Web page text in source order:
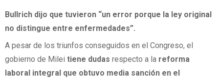
Bullrich dijo que tuvieron “un error porque la ley original
no distingue entre enfermedades”.
A pesar de los triunfos conseguidos en el Congreso, el
gobierno de Milei tiene dudas respecto a la reforma
laboral integral que obtuvo media sanción en el